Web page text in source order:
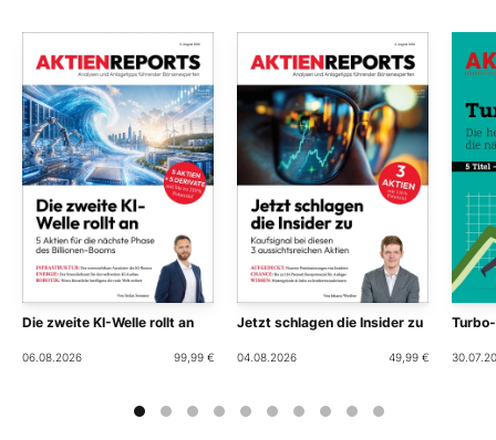
Die zweite KI-Welle rollt an
06.08.2026 99,99 €
Jetzt schlagen die Insider zu
04.08.2026 49,99 €